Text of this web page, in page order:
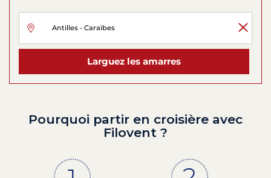
Larguez les amarres
Pourquoi partir en croisière avec
Filovent ?